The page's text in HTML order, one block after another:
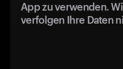
App zu verwenden.
verfolgen Ihre Daten